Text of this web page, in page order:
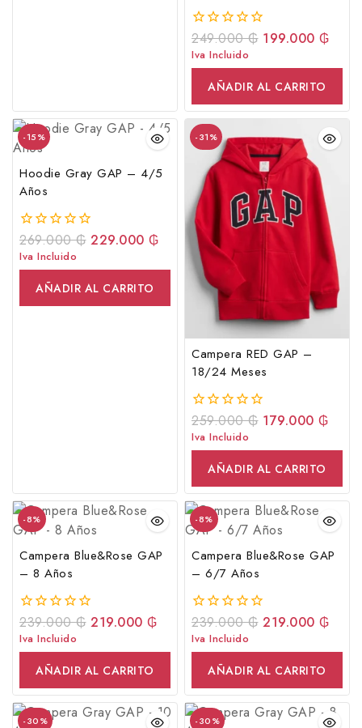
0
fuera
de
249.000₲ 199.000 ₲
Iva Incluido
AÑADIR AL CARRITO
-15%
Hoodie Gray GAP – 4/5
Años
0
fuera
de
269.000₲ 229.000 ₲
Iva Incluido
AÑADIR AL CARRITO
-31%
Campera RED GAP –
18/24 Meses
0
fuera
de
259.000₲ 179.000 ₲
Iva Incluido
AÑADIR AL CARRITO
-8%
Campera Blue&Rose GAP
– 8 Años
0
fuera
de
239.000₲ 219.000 ₲
Iva Incluido
AÑADIR AL CARRITO
-8%
Campera Blue&Rose GAP
– 6/7 Años
0
fuera
de
239.000₲ 219.000 ₲
Iva Incluido
AÑADIR AL CARRITO
-30% -30%